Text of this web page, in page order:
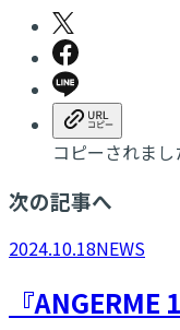
コピーされまし
次の記事へ
2024.10.18NEWS
『